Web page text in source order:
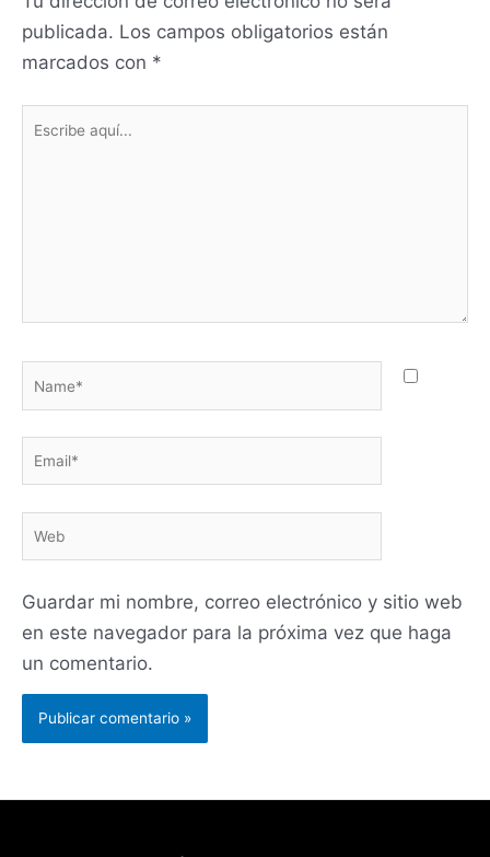
publicada. Los campos obligatorios están
marcados con *
Escribe
Name*
Email*
Web
Guardar mi nombre, correo electrónico y sitio web
en este navegador para la próxima vez que haga
un comentario.